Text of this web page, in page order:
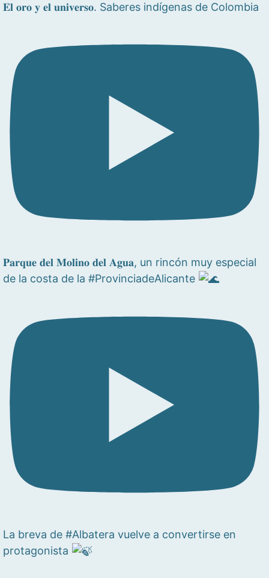
𝐄𝐥 𝐨𝐫𝐨 𝐲 𝐞𝐥 𝐮𝐧𝐢𝐯𝐞𝐫𝐬𝐨. Saberes indígenas de Colombia
𝐏𝐚𝐫𝐪𝐮𝐞 𝐝𝐞𝐥 𝐌𝐨𝐥𝐢𝐧𝐨 𝐝𝐞𝐥 𝐀𝐠𝐮𝐚, un rincón muy especial
de la costa de la #ProvinciadeAlicante
La breva de #Albatera vuelve a convertirse en
protagonista